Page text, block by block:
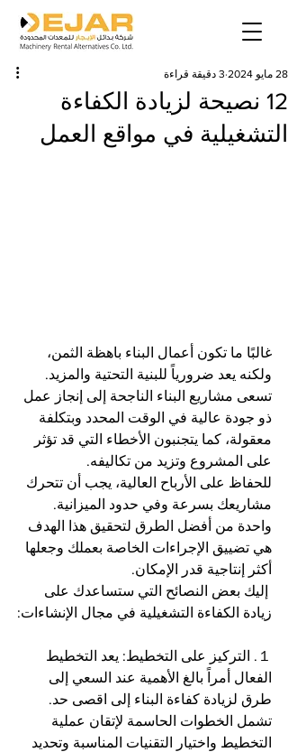
12 نصيحة لزيادة الكفاءة
التشغيلية في مواقع العمل
28 مايو 2024 3 دقيقة قراءة
غالبًا ما تكون أعمال البناء باهظة الثمن،
ولكنه يعد ضرورياً للبنية التحتية والمزيد.
تسعى مشاريع البناء الناجحة إلى إنجاز عمل
ذو جودة عالية في الوقت المحدد وبتكلفة
معقولة، كما يتجنبون الأخطاء التي قد تؤثر
على المشروع وتزيد من تكاليفه.
للحفاظ على الأرباح العالية، يجب أن تتحرك
مشاريعك بسرعة وفي حدود الميزانية.
واحدة من أفضل الطرق لتحقيق هذا الهدف
هي تضييق الإجراءات الخاصة بعملك وجعلها
أكثر إنتاجية قدر الإمكان.
إليك بعض النصائح التي ستساعدك على
زيادة الكفاءة التشغيلية في مجال الإنشاءات:
１. التركيز على التخطيط: يعد التخطيط
الفعال أمراً بالغ الأهمية عند السعي إلى
طرق لزيادة كفاءة البناء إلى اقصى حد.
تشمل الخطوات الحاسمة لإتقان عملية
التخطيط واختيار التقنيات المناسبة وتحديد